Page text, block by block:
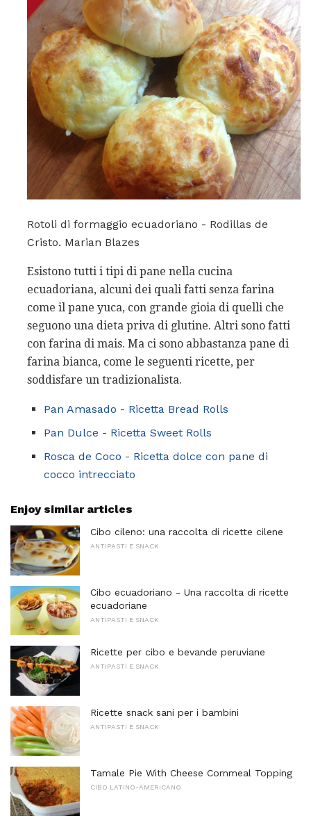
Rotoli di formaggio ecuadoriano - Rodillas de
Cristo. Marian Blazes
Esistono tutti i tipi di pane nella cucina
ecuadoriana, alcuni dei quali fatti senza farina
come il pane yuca, con grande gioia di quelli che
seguono una dieta priva di glutine. Altri sono fatti
con farina di mais. Ma ci sono abbastanza pane di
farina bianca, come le seguenti ricette, per
soddisfare un tradizionalista.
Pan Amasado - Ricetta Bread Rolls
Pan Dulce - Ricetta Sweet Rolls
Rosca de Coco - Ricetta dolce con pane di
cocco intrecciato
Enjoy similar articles
Cibo cileno: una raccolta di ricette cilene
ANTIPASTI E SNACK
Cibo ecuadoriano - Una raccolta di ricette
ecuadoriane
ANTIPASTI E SNACK
Ricette per cibo e bevande peruviane
ANTIPASTI E SNACK
Ricette snack sani per i bambini
ANTIPASTI E SNACK
Tamale Pie With Cheese Cornmeal Topping
CIBO LATINO-AMERICANO